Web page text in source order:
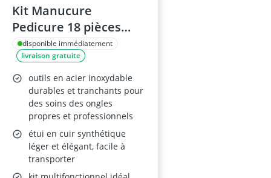
Kit Manucure
Pedicure 18 pièces
Acier Inox
disponible immédiatement
livraison gratuite
outils en acier inoxydable
durables et tranchants pour
des soins des ongles
propres et professionnels
étui en cuir synthétique
léger et élégant, facile à
transporter